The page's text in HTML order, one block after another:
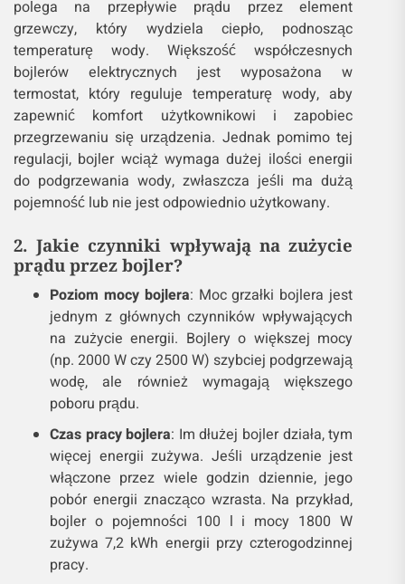
polega na przepływie prądu przez element
grzewczy, który wydziela ciepło, podnosząc
temperaturę wody. Większość współczesnych
bojlerów elektrycznych jest wyposażona w
termostat, który reguluje temperaturę wody, aby
zapewnić komfort użytkownikowi i zapobiec
przegrzewaniu się urządzenia. Jednak pomimo tej
regulacji, bojler wciąż wymaga dużej ilości energii
do podgrzewania wody, zwłaszcza jeśli ma dużą
pojemność lub nie jest odpowiednio użytkowany.
2. Jakie czynniki wpływają na zużycie
prądu przez bojler?
Poziom mocy bojlera: Moc grzałki bojlera jest
jednym z głównych czynników wpływających
na zużycie energii. Bojlery o większej mocy
(np. 2000 W czy 2500 W) szybciej podgrzewają
wodę, ale również wymagają większego
poboru prądu.
Czas pracy bojlera: Im dłużej bojler działa, tym
więcej energii zużywa. Jeśli urządzenie jest
włączone przez wiele godzin dziennie, jego
pobór energii znacząco wzrasta. Na przykład,
bojler o pojemności 100 l i mocy 1800 W
zużywa 7,2 kWh energii przy czterogodzinnej
pracy​​.